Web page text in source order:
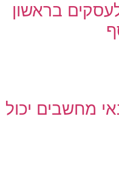
בראשון
מחשבים יכול